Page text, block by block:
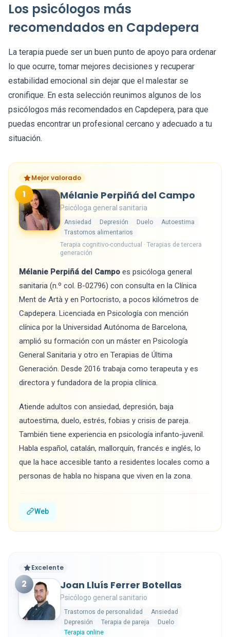
Los psicólogos más
recomendados en Capdepera
La terapia puede ser un buen punto de apoyo para ordenar
lo que ocurre, tomar mejores decisiones y recuperar
estabilidad emocional sin dejar que el malestar se
cronifique. En esta selección reunimos algunos de los
psicólogos más recomendados en Capdepera, para que
puedas encontrar un profesional cercano y adecuado a tu
situación.
Mejor valorado
1 Mélanie Perpiñá del Campo
Psicóloga general sanitaria
Ansiedad Depresión Duelo
Autoestima
Trastornos alimentarios
Terapia cognitivo-conductual · Terapias de tercera
generación
Mélanie Perpiñá del Campo es psicóloga general
sanitaria (n.º col. B-02796) con consulta en la Clínica
Ment de Artà y en Portocristo, a pocos kilómetros de
Capdepera. Licenciada en Psicología con mención
clínica por la Universidad Autónoma de Barcelona,
amplió su formación con un máster en Psicología
General Sanitaria y otro en Terapias de Última
Generación. Desde 2016 trabaja como terapeuta y es
directora y fundadora de la propia clínica.
Atiende adultos con ansiedad, depresión, baja
autoestima, duelo, estrés, fobias y crisis de pareja.
También tiene experiencia en psicología infanto-juvenil.
Habla español, catalán, mallorquín, francés e inglés, lo
que la hace accesible tanto a residentes locales como a
personas de habla no hispana que viven en la zona.
Web
Excelente
2 Joan Lluís Ferrer Botellas
Psicólogo general sanitario
Trastornos de personalidad
Ansiedad
Depresión
Terapia de pareja
Duelo
Terapia online